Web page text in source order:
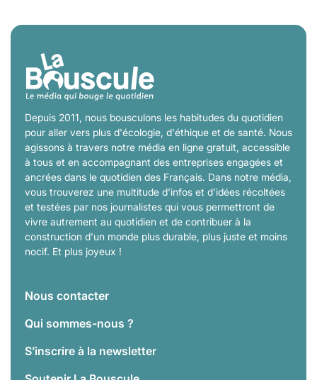
Depuis 2011, nous bousculons les habitudes du quotidien
pour aller vers plus d'écologie, d'éthique et de santé. Nous
agissons à travers notre média en ligne gratuit, accessible
à tous et en accompagnant des entreprises engagées et
ancrées dans le quotidien des Français. Dans notre média,
vous trouverez une multitude d'infos et d'idées récoltées
et testées par nos journalistes qui vous permettront de
vivre autrement au quotidien et de contribuer à la
construction d'un monde plus durable, plus juste et moins
nocif. Et plus joyeux !
Nous contacter
Qui sommes-nous ?
S’inscrire à la newsletter